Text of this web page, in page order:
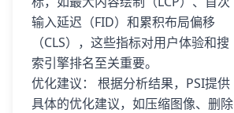
输入延迟（FID）和累积布局偏移
（CLS），这些指标对用户体验和搜
索引擎排名至关重要。
优化建议： 根据分析结果，PSI提供
具体的优化建议，如压缩图像、删除